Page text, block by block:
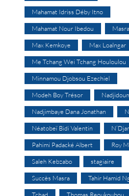
Mahamat Idriss Déby Itno
Mahamat Nour Ibedou
Max Kemkoye Max Loalngar
Me Tchang Wei Tchang Houloulou
Minnamou Djobsou Ezechiel
Modeh Boy Trésor
Nadjimbaye Dana Jonathan
Néatobeï Bidi Valentin
Pahimi Padacké Albert Roy
Saleh Kebzabo stagiaire
Succès Masra Tahir Hamid